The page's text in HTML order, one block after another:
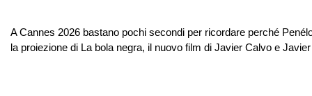
A Cannes 2026 bastano pochi secondi per ricordare perché
la proiezione di La bola negra, il nuovo film di Javier Calvo e